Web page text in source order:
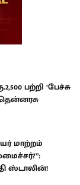
பற்றி ‘பேச்சு
மாற்றம்
ஸ்டாலின்!